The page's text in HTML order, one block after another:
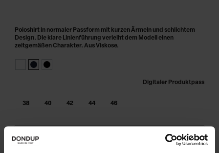
Digitaler Produktpass
38 40 42 44 46
Poloshirt in normaler Passform mit kurzen Ärmeln und schlichtem
Design. Die klare Linienführung verleiht dem Modell einen
zeitgemäßen Charakter. Aus Viskose.